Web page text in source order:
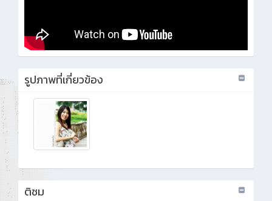
รูปภาพที่เกี่ยวข้อง
ติชม